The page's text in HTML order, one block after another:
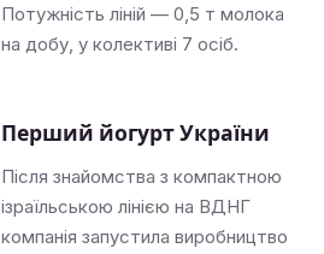
Потужність ліній — 0,5 т молока
на добу, у колективі 7 осіб.
Перший йогурт України
Після знайомства з компактною
ізраїльською лінією на ВДНГ
компанія запустила виробництво